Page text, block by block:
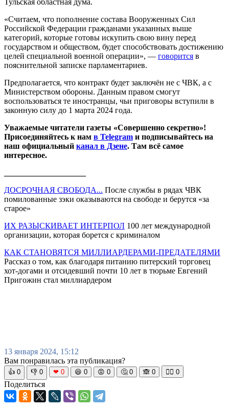
«Считаем, что пополнение состава Вооруженных Сил
Российской Федерации гражданами указанных выше
категорий, которые готовы искупить свою вину перед
государством и обществом, будет способствовать достижению
целей специальной военной операции», — говорится в
пояснительной записке парламентариев.
Предполагается, что контракт будет заключён не с ЧВК, а с
Министерством обороны. Данным правом смогут
воспользоваться те иностранцы, чьи приговоры вступили в
законную силу до 1 марта 2024 года.
Уважаемые читатели газеты «Совершенно секретно»!
Присоединяйтесь к нам в Telegram и подписывайтесь на
наш официальный канал в Дзене. Там всё самое
интересное.
ДОСРОЧНАЯ СВОБОДА... После службы в рядах ЧВК
помилованные зэки оказываются на свободе и берутся «за
старое»
ИХ РАЗЫСКИВАЕТ ИНТЕРПОЛ 100 лет международной
организации, которая борется с криминалом
КАК СТАНОВЯТСЯ МИЛЛИАРДЕРАМИ-ПРЕДАТЕЛЯМИ
Рассказ о том, как благодаря питанию питерский торговец
хот-догами и отсидевший почти 10 лет в тюрьме Евгений
Пригожин стал миллиардером
13 января 2024, 15:12
Вам понравилась эта публикация?
👍 0 👎 0 ❤ 0 😆 0 😡 0 🤔 0 🙈 0 🧘‍♀️ 0
Поделиться